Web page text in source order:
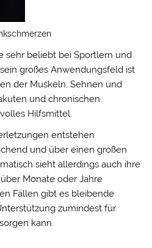
sehr beliebt bei Sportlern und
großes Anwendungsfeld ist
der Muskeln, Sehnen und
und chronischen
Hilfsmittel.
entstehen
und über einen großen
sieht allerdings auch ihre
Monate oder Jahre
Fällen gibt es bleibende
zumindest für
kann.